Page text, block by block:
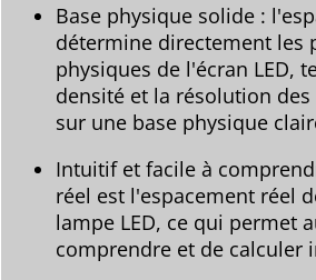
Base physique solide :
détermine directement les
physiques de l'écran LED,
densité et la résolution
sur une base physique
Intuitif et facile à
réel est l'espacement réel
lampe LED, ce qui permet
comprendre et de calculer